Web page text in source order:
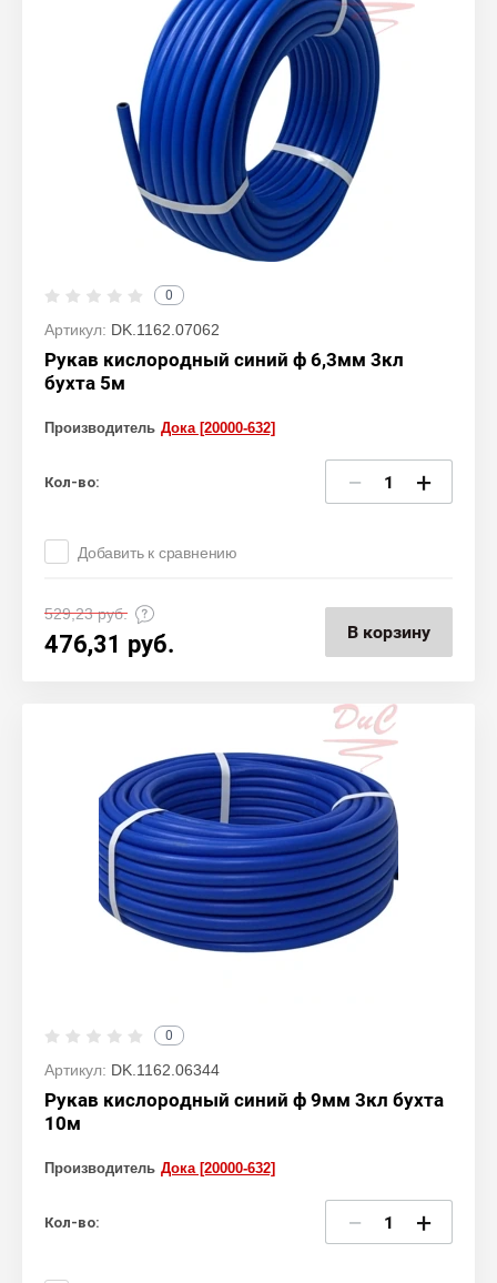
0
Артикул: DK.1162.07062
Рукав кислородный синий ф 6,3мм 3кл
бухта 5м
Производитель Дока [20000-632]
Кол-во: − +
Добавить к сравнению
529,23руб.
476,31 руб. В корзину
0
Артикул: DK.1162.06344
Рукав кислородный синий ф 9мм 3кл бухта
10м
Производитель Дока [20000-632]
Кол-во: − +